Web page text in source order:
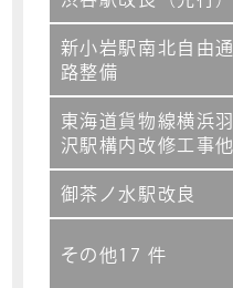
新小岩駅南北自由通
路整備
東海道貨物線横浜羽
沢駅構内改修工事他
御茶ノ水駅改良
その他17 件